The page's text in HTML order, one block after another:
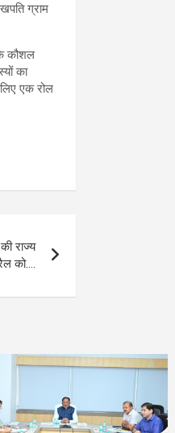
ग्राम
कौशल
का
एक रोल
राज्य
को….